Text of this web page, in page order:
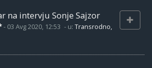
na intervju Sonje Sajzor
- 03 Avg 2020, 12:53 - u: Transrodno,